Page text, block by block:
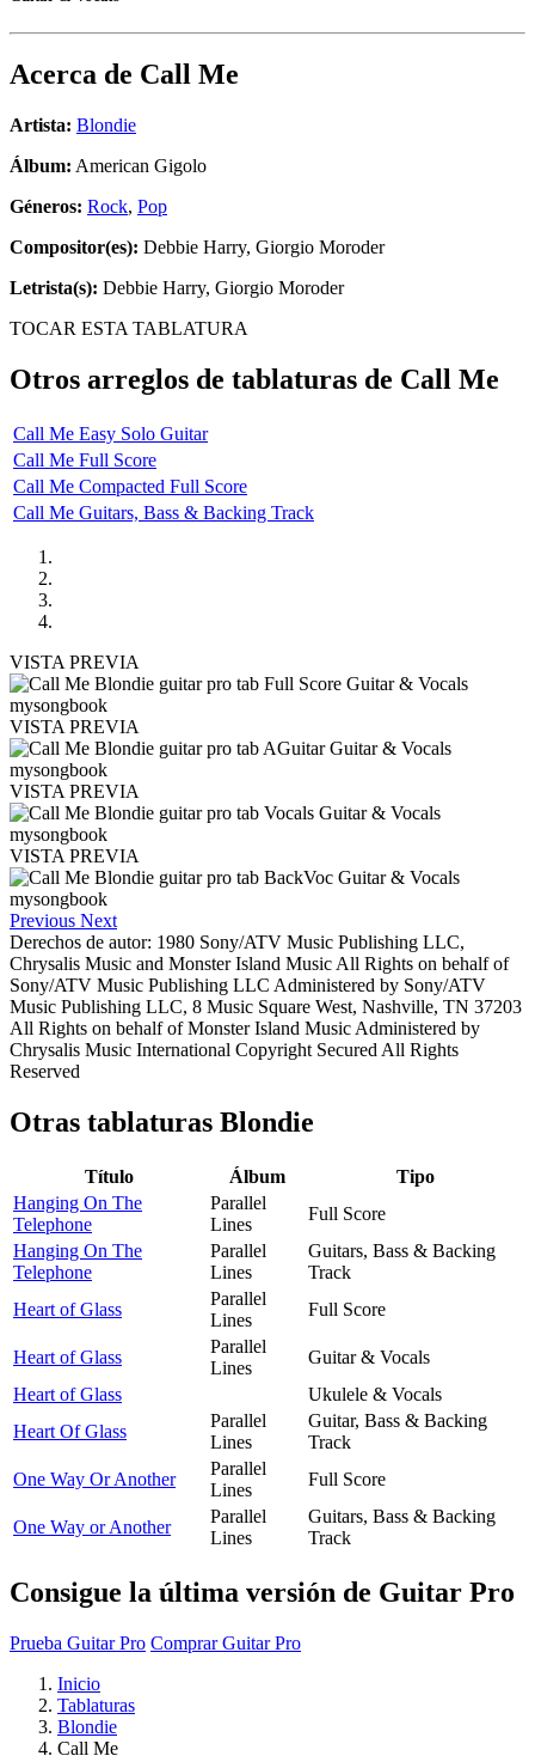
Acerca de Call Me
Artista: Blondie
Álbum: American Gigolo
Géneros: Rock, Pop
Compositor(es): Debbie Harry, Giorgio Moroder
Letrista(s): Debbie Harry, Giorgio Moroder
TOCAR ESTA TABLATURA
Otros arreglos de tablaturas de Call Me
Call Me Easy Solo Guitar
Call Me Full Score
Call Me Compacted Full Score
Call Me Guitars, Bass & Backing Track
VISTA PREVIA
VISTA PREVIA
VISTA PREVIA
VISTA PREVIA
Previous Next
Derechos de autor: 1980 Sony/ATV Music Publishing LLC,
Chrysalis Music and Monster Island Music All Rights on behalf of
Sony/ATV Music Publishing LLC Administered by Sony/ATV
Music Publishing LLC, 8 Music Square West, Nashville, TN 37203
All Rights on behalf of Monster Island Music Administered by
Chrysalis Music International Copyright Secured All Rights
Reserved
Otras tablaturas Blondie
Título Álbum
Tipo
Hanging On The
Telephone
Parallel
Lines
Full Score
Hanging On The
Telephone
Parallel
Lines
Guitars, Bass & Backing
Track
Heart of Glass
Parallel
Lines
Full Score
Heart of Glass
Parallel
Lines
Guitar & Vocals
Heart of Glass
Ukulele & Vocals
Heart Of Glass
Parallel
Lines
Guitar, Bass & Backing
Track
One Way Or Another
Parallel
Lines
Full Score
One Way or Another
Parallel
Lines
Guitars, Bass & Backing
Track
Consigue la última versión de Guitar Pro
Prueba Guitar Pro Comprar Guitar Pro
Inicio
Tablaturas
Blondie
Call Me